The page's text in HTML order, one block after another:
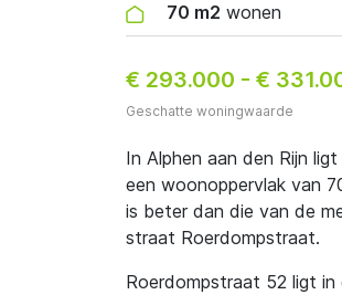
70 m2 wonen
€ 293.000 - €
Geschatte woningwaarde
In Alphen aan den Rijn
een woonoppervlak van
is beter dan die van de
straat Roerdompstraat.
Roerdompstraat 52 ligt in